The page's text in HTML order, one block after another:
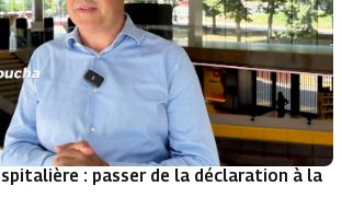
: passer de la déclaration à la